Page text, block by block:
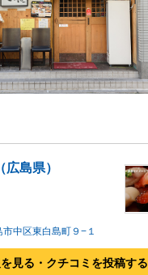
島県）
中区東白島町９−１
見る・クチコミを投稿する